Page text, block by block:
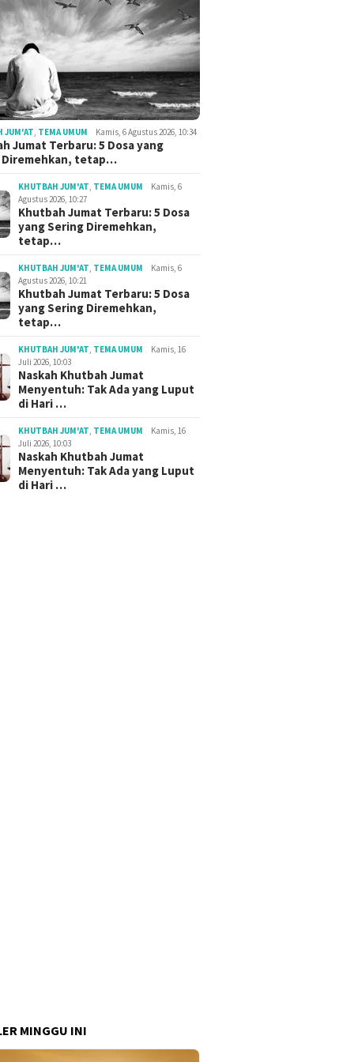
JUM'AT, TEMA UMUM Kamis, 6 Agustus 2026, 10:34
Jumat Terbaru: 5 Dosa yang
Diremehkan, tetap…
KHUTBAH JUM'AT, TEMA UMUM
Kamis, 6
Agustus 2026, 10:27
Khutbah Jumat Terbaru: 5 Dosa
yang Sering Diremehkan,
tetap…
KHUTBAH JUM'AT, TEMA UMUM
Kamis, 6
Agustus 2026, 10:21
Khutbah Jumat Terbaru: 5 Dosa
yang Sering Diremehkan,
tetap…
KHUTBAH JUM'AT, TEMA UMUM
Kamis, 16
Juli 2026, 10:03
Naskah Khutbah Jumat
Menyentuh: Tak Ada yang Luput
di Hari …
KHUTBAH JUM'AT, TEMA UMUM
Kamis, 16
Juli 2026, 10:03
Naskah Khutbah Jumat
Menyentuh: Tak Ada yang Luput
di Hari …
MINGGU INI